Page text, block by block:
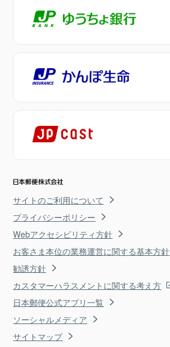
サイトのご利用について
プライバシーポリシー
Webアクセシビリティ方針
お客さま本位の業務運営に関する基本方針
勧誘方針
カスタマーハラスメントに関する考え方
日本郵便公式アプリ一覧
ソーシャルメディア
サイトマップ